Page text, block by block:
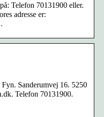
Telefon 70131900 eller.
adresse er:
Sanderumvej 16. 5250
Telefon 70131900.